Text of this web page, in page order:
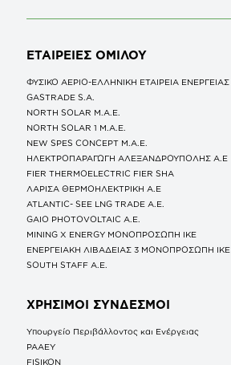
ΕΤΑΙΡΕΙΕΣ ΟΜΙΛΟΥ
ΦΥΣΙΚΟ ΑΕΡΙΟ-ΕΛΛΗΝΙΚΗ ΕΤΑΙΡΕΙΑ ΕΝΕΡΓΕΙΑΣ
GASTRADE S.A.
NORTH SOLAR M.Α.Ε.
NORTH SOLAR 1 M.Α.Ε.
NEW SPES CONCEPT Μ.Α.Ε.
ΗΛΕΚΤΡΟΠΑΡΑΓΩΓΗ ΑΛΕΞΑΝΔΡΟΥΠΟΛΗΣ A.E
FIER THERMOELECTRIC FIER SHA
ΛΑΡΙΣΑ ΘΕΡΜΟΗΛΕΚΤΡΙΚΗ A.E
ATLANTIC- SEE LNG TRADE A.E.
GAIO PHOTOVOLTAIC Α.Ε.
MINING X ENERGY ΜΟΝΟΠΡΟΣΩΠΗ ΙΚΕ
ΕΝΕΡΓΕΙΑΚΗ ΛΙΒΑΔΕΙΑΣ 3 ΜΟΝΟΠΡΟΣΩΠΗ ΙΚΕ
SOUTH STAFF Α.Ε.
ΧΡΗΣΙΜΟΙ ΣΥΝΔΕΣΜΟΙ
Υπουργείο Περιβάλλοντος και Ενέργειας
ΡΑΑΕΥ
FISIKON